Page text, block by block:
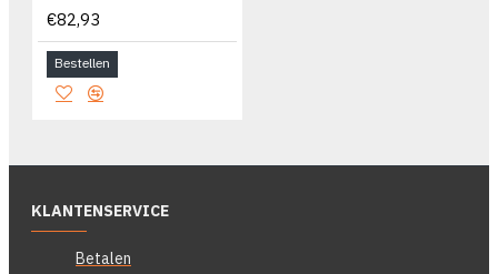
€82,93
Bestellen
KLANTENSERVICE
Betalen